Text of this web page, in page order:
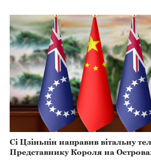
Сі Цзіньпін направив вітальну
Представнику Короля на